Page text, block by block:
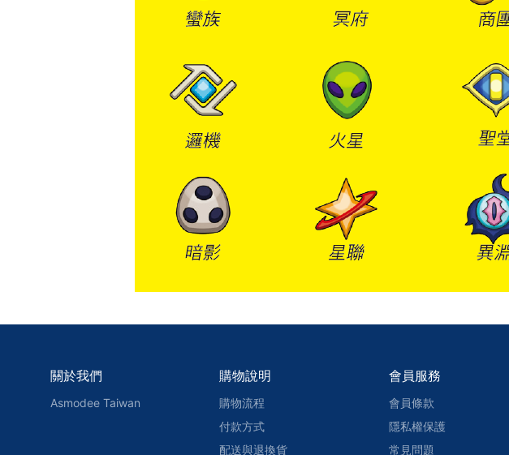
關於我們
Asmodee Taiwan
購物說明
購物流程
付款方式
配送與退換貨
會員服務
會員條款
隱私權保護
常見問題